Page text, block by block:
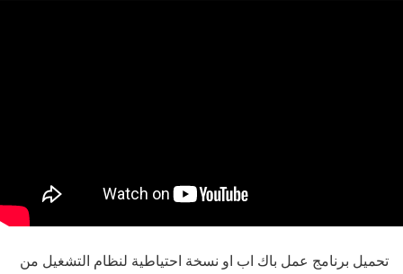
تحميل برنامج عمل باك اب او نسخة احتياطية لنظام التشغيل من